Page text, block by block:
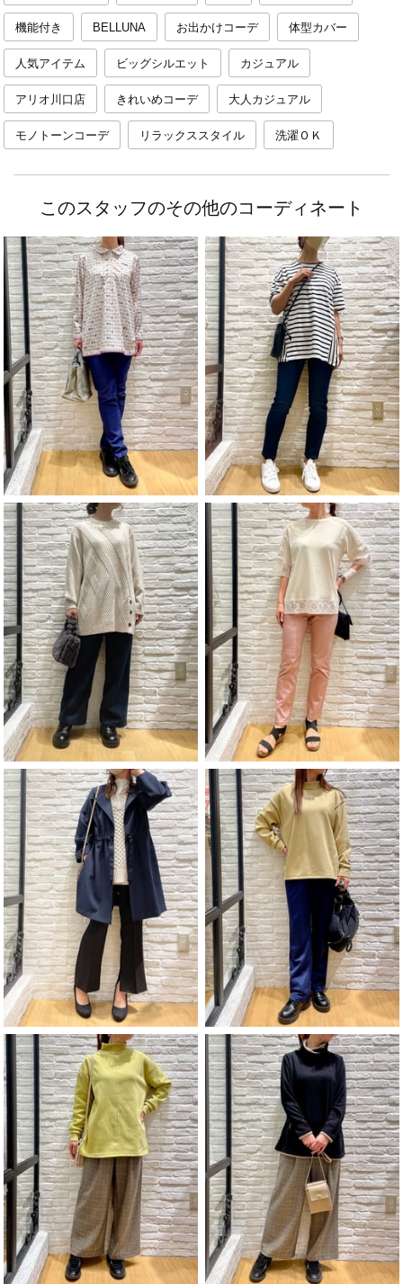
機能付き BELLUNA お出かけコーデ 体型カバー
人気アイテム ビッグシルエット カジュアル
アリオ川口店 きれいめコーデ 大人カジュアル
モノトーンコーデ リラックススタイル 洗濯ＯＫ
このスタッフのその他のコーディネート